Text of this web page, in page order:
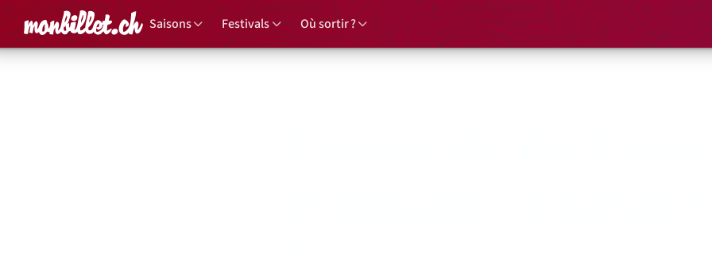
Accueil Saisons Festivals Où sortir ?